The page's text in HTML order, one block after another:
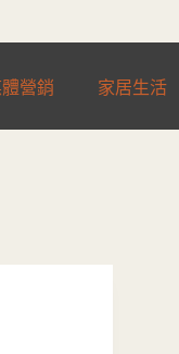
營銷 家居生活